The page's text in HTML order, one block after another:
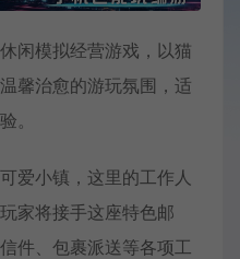
闲模拟经营游戏，以猫
馨治愈的游玩氛围，适
。
爱小镇，这里的工作人
家将接手这座特色邮
件、包裹派送等各项工